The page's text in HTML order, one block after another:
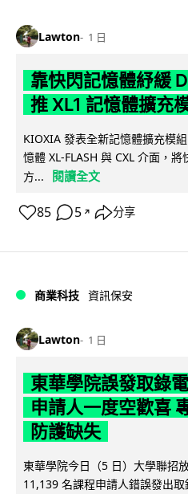
Lawton 1 日
靠快閃記憶體紓緩
推 XL1 記憶體擴充
KIOXIA 發表全新記憶體擴充模
憶體 XL-FLASH 與 CXL 介面，
方...
閱讀全文
85 5 ↗ 分享
商業科技 資訊保安
Lawton 1 日
東華學院誤發取錄
申請人一度空歡喜
防護缺失
東華學院今日（5 日）大學聯招
11,139 名課程申請人錯誤發出